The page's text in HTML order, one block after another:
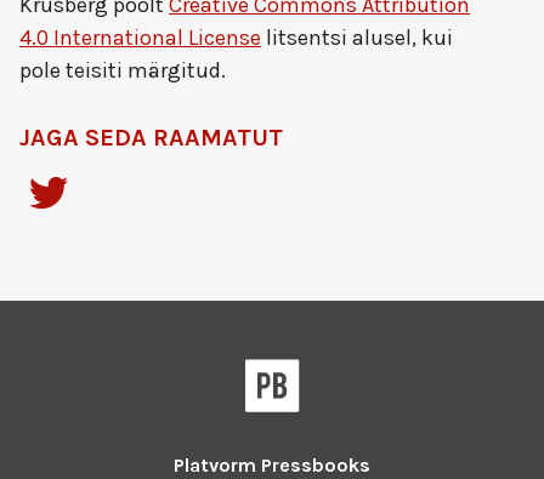
4.0 International License litsentsi alusel, kui
pole teisiti märgitud.
JAGA SEDA RAAMATUT
Platvorm Pressbooks